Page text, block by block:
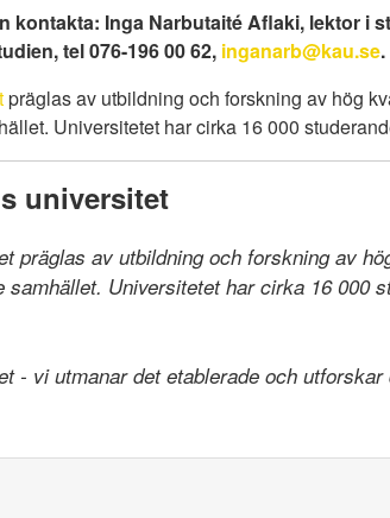
kontakta: Inga Narbutaité Aflaki, lektor i
tel 076-196 00 62, inganarb@kau.se.
präglas av utbildning och forskning av hög
Universitetet har cirka 16 000
universitet
präglas av utbildning och forskning av
samhället. Universitetet har cirka 16 000
- vi utmanar det etablerade och utforskar